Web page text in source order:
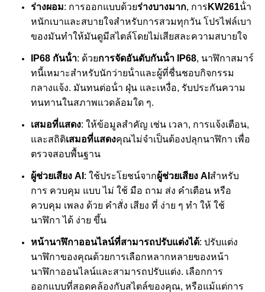
ร่างผอม: การออกแบบด้วยร่างบางมาก, การ KW261น้ํา
หนักเบาและสบายใจสําหรับการสวมทุกวัน โปรไฟล์เบา
ของมันทําให้มันดูมีสไตล์โดยไม่เสียสละความสบายใจ
IP68 กันน้ํา: ด้วยการจัดอันดับกันน้ํา IP68, นาฬิกาสมาร์
ทนี้เหมาะสําหรับนักว่ายน้ําและผู้ที่ชื่นชอบกิจกรรม
กลางแจ้ง. มันทนต่อน้ํา ฝุ่น และเหงื่อ, รับประกันความ
ทนทานในสภาพแวดล้อมใด ๆ.
เสมอที่แสดง: ให้ข้อมูลสําคัญ เช่น เวลา, การแจ้งเตือน,
และสถิติเสมอที่แสดงคุณไม่จําเป็นต้องปลุกนาฬิกา เพื่อ
ตรวจสอบพื้นฐาน
ผู้ช่วยเสียง AI : ใช้ประโยชน์จากผู้ช่วยเสียง AI สําหรับ
การ ควบคุม แบบ ไม่ ใช้ มือ ถาม ส่ง คําเตือน หรือ
ควบคุม เพลง ด้วย คําสั่ง เสียง ที่ ง่าย ๆ ทํา ให้ ใช้
นาฬิกา ได้ ง่าย ขึ้น
หน้านาฬิกาออนไลน์ที่สามารถปรับแต่งได้: ปรับแต่ง
นาฬิกาของคุณด้วยการเลือกหลากหลายของหน้า
นาฬิกาออนไลน์และสามารถปรับแต่ง. เลือกการ
ออกแบบที่สอดคล้องกับสไตล์ของคุณ, หรือแม้แต่การ